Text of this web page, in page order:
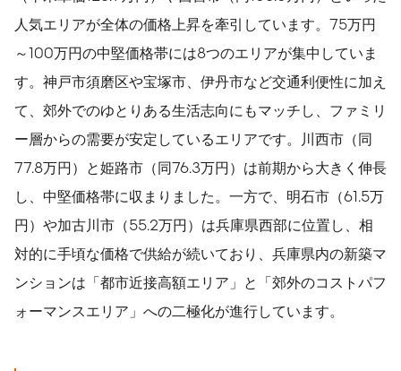
人気エリアが全体の価格上昇を牽引しています。75万円
～100万円の中堅価格帯には8つのエリアが集中していま
す。神戸市須磨区や宝塚市、伊丹市など交通利便性に加え
て、郊外でのゆとりある生活志向にもマッチし、ファミリ
ー層からの需要が安定しているエリアです。川西市（同
77.8万円）と姫路市（同76.3万円）は前期から大きく伸長
し、中堅価格帯に収まりました。一方で、明石市（61.5万
円）や加古川市（55.2万円）は兵庫県西部に位置し、相
対的に手頃な価格で供給が続いており、兵庫県内の新築マ
ンションは「都市近接高額エリア」と「郊外のコストパフ
ォーマンスエリア」への二極化が進行しています。